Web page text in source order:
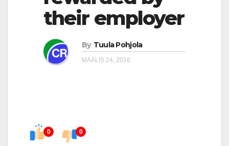
their employer
By Tuula Pohjola
MAALIS 24, 2016
0 0